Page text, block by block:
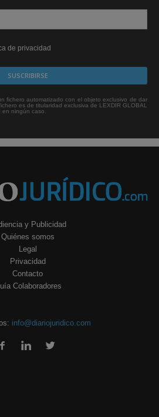
de privacidad
fichero automatizado con el objeto exclusivo de dar
es de titularidad exclusiva de LEXDIR GLOBAL
ningún caso.
y Publicidad
Quiénes somos
Legal
Privacidad
Contacto
Colaboradores
info@diariojuridico.com